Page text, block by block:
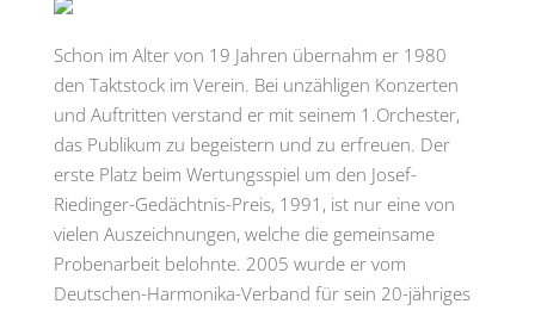
Schon im Alter von 19 Jahren übernahm er 1980
den Taktstock im Verein. Bei unzähligen Konzerten
und Auftritten verstand er mit seinem 1.Orchester,
das Publikum zu begeistern und zu erfreuen. Der
erste Platz beim Wertungsspiel um den Josef-
Riedinger-Gedächtnis-Preis, 1991, ist nur eine von
vielen Auszeichnungen, welche die gemeinsame
Probenarbeit belohnte. 2005 wurde er vom
Deutschen-Harmonika-Verband für sein 20-jähriges